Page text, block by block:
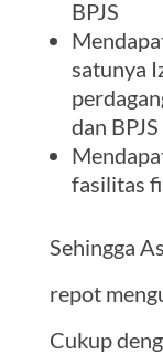
BPJS
satunya
dan
fasilitas
Sehingga
repot
Cukup